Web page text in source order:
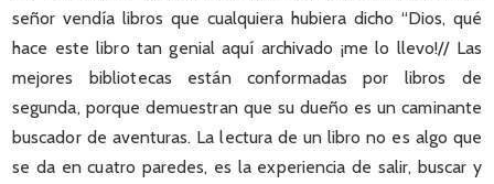
señor vendía libros que cualquiera hubiera dicho “Dios, qué
hace este libro tan genial aquí archivado ¡me lo llevo!// Las
mejores bibliotecas están conformadas por libros de
segunda, porque demuestran que su dueño es un caminante
buscador de aventuras. La lectura de un libro no es algo que
se da en cuatro paredes, es la experiencia de salir, buscar y